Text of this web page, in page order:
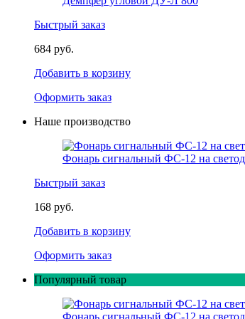
Быстрый заказ
684 руб.
Добавить в корзину
Оформить заказ
Наше производство
Фонарь сигнальный ФС-12 на
Быстрый заказ
168 руб.
Добавить в корзину
Оформить заказ
Популярный товар
Фонарь сигнальный ФС-12 на